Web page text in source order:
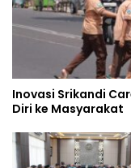
Inovasi Srikandi
Diri ke Masyarakat